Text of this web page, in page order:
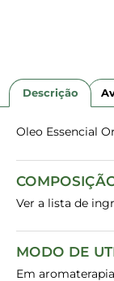
Descrição
Oleo Essencial
Ver a lista de
MODO DE
Em